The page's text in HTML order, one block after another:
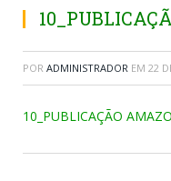
POR ADMINISTRADOR EM 22
10_PUBLICAÇÃO